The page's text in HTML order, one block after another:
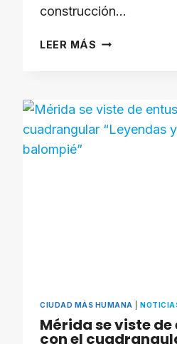
construcción…
LEER MÁS CELEBRACIÓN
LA
JUVENTUD
CIUDAD MÁS HUMANA
Mérida se viste
con el